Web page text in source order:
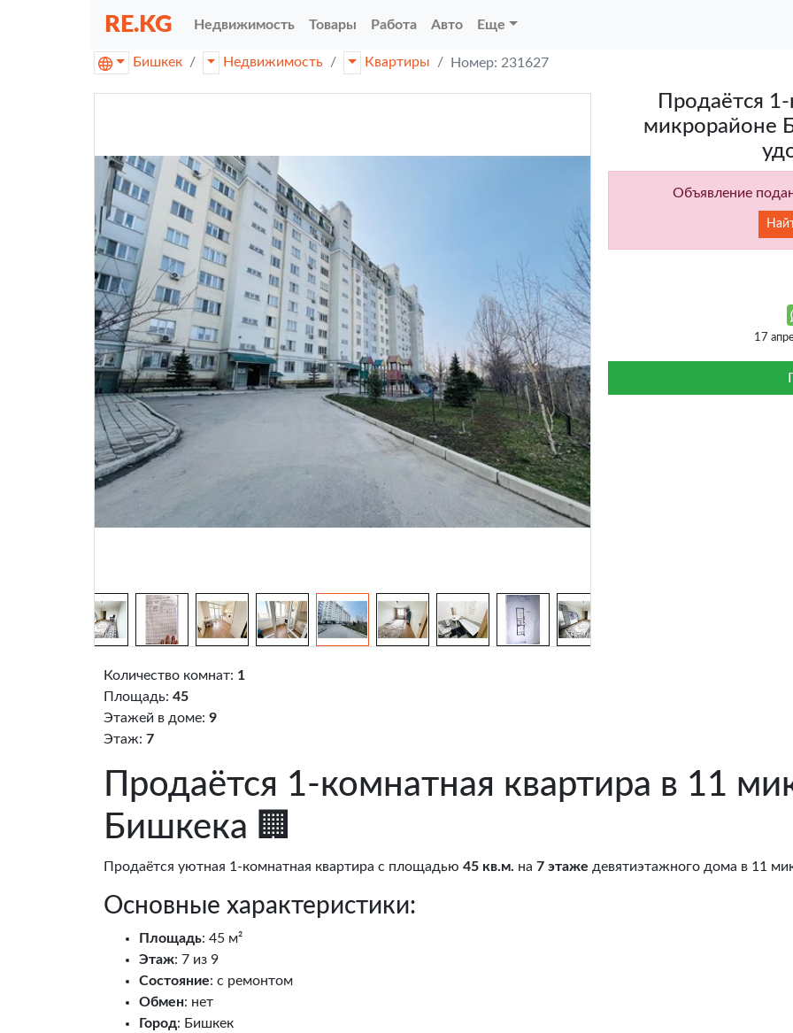
RE.KG Недвижимость Товары Работа Авто Еще
Бишкек Недвижимость Квартиры Номер: 231627
Продаётся
микрорайоне
Объявление
17
Количество комнат: 1
Площадь: 45
Этажей в доме: 9
Этаж: 7
Продаётся 1-комнатная квартира в 11
Бишкека 🏢
Продаётся уютная 1-комнатная квартира с площадью 45 кв.м. на 7 этаже девятиэтажного дома в 11
Основные характеристики:
Площадь: 45 м²
Этаж: 7 из 9
Состояние: с ремонтом
Обмен: нет
Город: Бишкек